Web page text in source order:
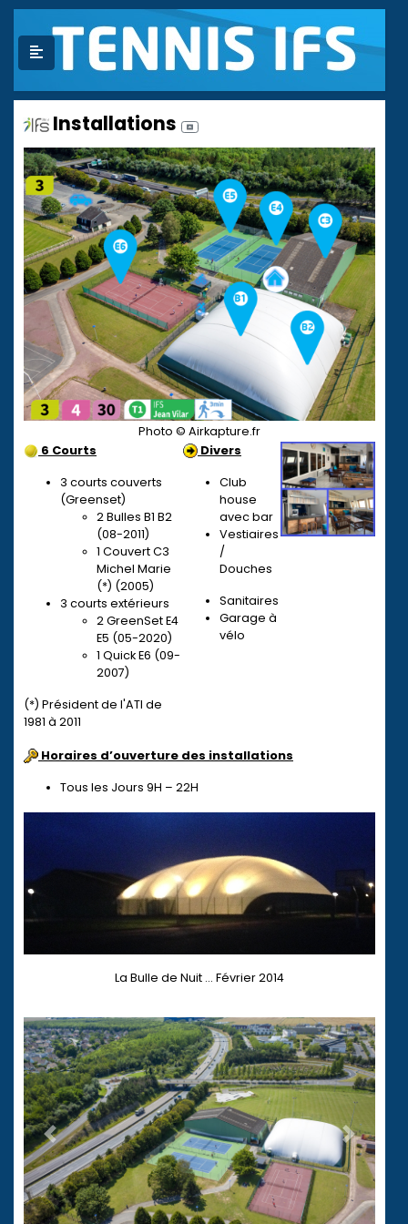
Installations
Photo © Airkapture.fr
6 Courts
3 courts couverts
(Greenset)
2 Bulles B1 B2
(08-2011)
1 Couvert C3
Michel Marie
(*) (2005)
3 courts extérieurs
2 GreenSet E4
E5 (05-2020)
1 Quick E6 (09-
2007)
(*) Président de l'ATI de
1981 à 2011
Divers
Club
house
avec bar
Vestiaires
/
Douches
Sanitaires
Garage à
vélo
Horaires d’ouverture des installations
Tous les Jours 9H – 22H
La Bulle de Nuit ... Février 2014
Précédente Suivante